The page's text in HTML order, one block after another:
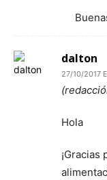
dalton
27/10/2017
Hola